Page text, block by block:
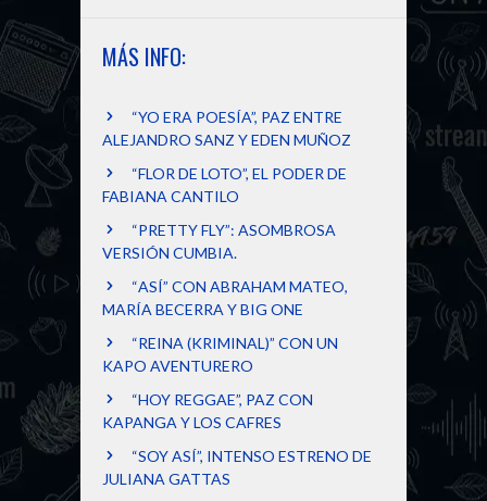
MÁS INFO:
“YO ERA POESÍA”, PAZ ENTRE
ALEJANDRO SANZ Y EDEN MUÑOZ
“FLOR DE LOTO”, EL PODER DE
FABIANA CANTILO
“PRETTY FLY”: ASOMBROSA
VERSIÓN CUMBIA.
“ASÍ” CON ABRAHAM MATEO,
MARÍA BECERRA Y BIG ONE
“REINA (KRIMINAL)” CON UN
KAPO AVENTURERO
“HOY REGGAE”, PAZ CON
KAPANGA Y LOS CAFRES
“SOY ASÍ”, INTENSO ESTRENO DE
JULIANA GATTAS